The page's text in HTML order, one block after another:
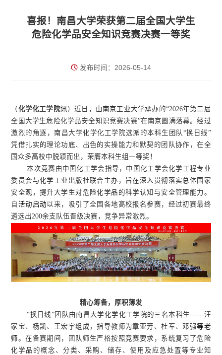
喜报！南昌大学荣获第二届全国大学生
危险化学品安全知识竞赛决赛一等奖
发布时间：2026-05-14
（ 化学化工学院讯）近日，由南京工业大学承办的“2026年第二届
全国大学生危险化学品安全知识竞赛决赛”在南京圆满落幕。经过
激烈的角逐，南昌大学化学化工学院选派的本科生团队“换日线”
凭借扎实的理论功底、出色的实操能力和默契的团队协作，在全
国众多高校中脱颖而出，荣膺本科生组一等奖！
本次竞赛由中国化工学会指导，中国化工学会化学工程专业
委员会与化学工业出版社联合主办，旨在深入贯彻落实总体国家
安全观，提升大学生对危险化学品的科学认知与安全管理能力。
自 活动启动以来，吸引了全国 各地 高校报名参赛， 经过初赛最终
遴选出200余支队伍晋级决赛，竞争异常激烈。
精心筹备，厚积薄发
“换日线”团队由南昌大学化学化工学院的三名本科生——汪
家宝、杨凯、王宏宇组成，指导教师为章亚芳 、杜军、邓强等老
师。在备赛期间，团队师生严格按照竞赛要求，系统复习了危险
化学品的概念、分类、采购、储存、使用及应急处置等专业知